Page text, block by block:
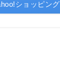
ショッピング